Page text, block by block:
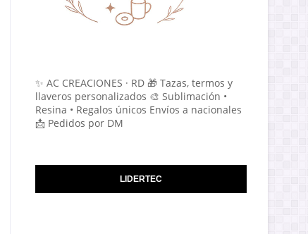
✨ AC CREACIONES · RD 🎁 Tazas, termos y
llaveros personalizados 🎨 Sublimación •
Resina • Regalos únicos Envíos a nacionales
📩 Pedidos por DM
LIDERTEC